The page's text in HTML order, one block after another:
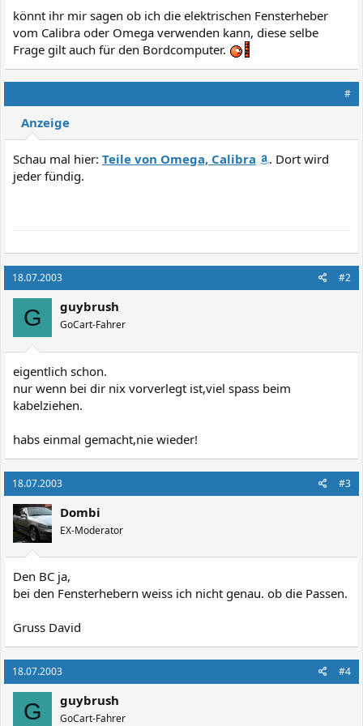
könnt ihr mir sagen ob ich die elektrischen Fensterheber
vom Calibra oder Omega verwenden kann, diese selbe
Frage gilt auch für den Bordcomputer.
#
Anzeige
Schau mal hier: Teile von Omega, Calibra
. Dort wird
jeder fündig.
18.07.2003 #2
G guybrush
GoCart-Fahrer
eigentlich schon.
nur wenn bei dir nix vorverlegt ist,viel spass beim
kabelziehen.
habs einmal gemacht,nie wieder!
18.07.2003 #3
Dombi
EX-Moderator
Den BC ja,
bei den Fensterhebern weiss ich nicht genau. ob die Passen.
Gruss David
18.07.2003 #4
G guybrush
GoCart-Fahrer